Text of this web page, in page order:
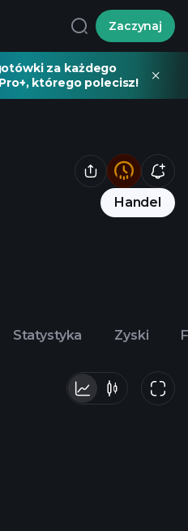
Zaczynaj
za każdego
którego polecisz!
Handel
Statystyka Zyski